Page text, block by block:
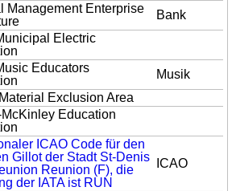
Management Enterprise
Bank
Electric
Educators
Musik
Exclusion Area
Education
ICAO Code für den
Gillot der Stadt St-Denis
Reunion (F), die
der IATA ist RUN
ICAO